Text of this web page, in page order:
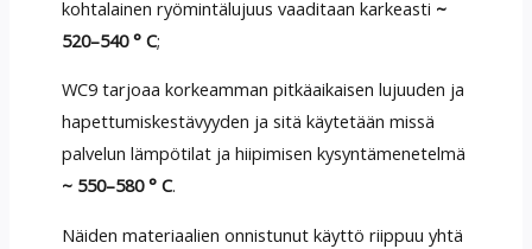
kohtalainen ryömintälujuus vaaditaan karkeasti ~
520–540 ° C;
WC9 tarjoaa korkeamman pitkäaikaisen lujuuden ja
hapettumiskestävyyden ja sitä käytetään missä
palvelun lämpötilat ja hiipimisen kysyntämenetelmä
~ 550–580 ° C.
Näiden materiaalien onnistunut käyttö riippuu yhtä